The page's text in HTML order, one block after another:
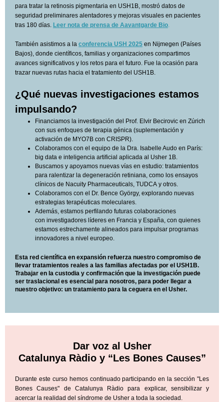
para tratar la retinosis pigmentaria en USH1B, mostró datos de
seguridad preliminares alentadores y mejoras visuales en pacientes
tras 180 días. Leer nota de prensa de Aavantgarde Bio.
También asistimos a la conferencia USH 2025 en Nijmegen (Países
Bajos), donde científicos, familias y organizaciones compartimos
avances significativos y los retos para el futuro. Fue la ocasión para
trazar nuevas rutas hacia el tratamiento del USH1B.
¿Qué nuevas investigaciones estamos
impulsando?
Financiamos la investigación del Prof. Elvir Becirovic en Zúrich
con sus enfoques de terapia génica (suplementación y
activación de MYO7B con CRISPR).
Colaboramos con el equipo de la Dra. Isabelle Audo en París:
big data e inteligencia artificial aplicada al Usher 1B.
Buscamos y apoyamos nuevas vías en estudio: tratamientos
para ralentizar la degeneración retiniana, como los ensayos
clínicos de Nacuity Pharmaceuticals, TUDCA y otros.
Colaboramos con el Dr. Bence György, explorando nuevas
estrategias terapéuticas moleculares.
Además, estamos perfilando futuras colaboraciones
con investigadores líderes en Francia y España, con quienes
estamos estrechamente alineados para impulsar programas
innovadores a nivel europeo.
Esta red científica en expansión refuerza nuestro compromiso de
llevar tratamientos reales a las familias afectadas por el USH1B.
Trabajar en la custodia y confirmación que la investigación puede
ser traslacional es esencial para nosotros, para poder llegar a
nuestro objetivo: un tratamiento para la ceguera en el Usher.
Dar voz al Usher
Catalunya Ràdio y “Les Bones Causes”
Durante este curso hemos continuado participando en la sección "Les
Bones Causes" de Catalunya Ràdio para explicar, sensibilizar y
acercar la realidad del síndrome de Usher a toda la sociedad.